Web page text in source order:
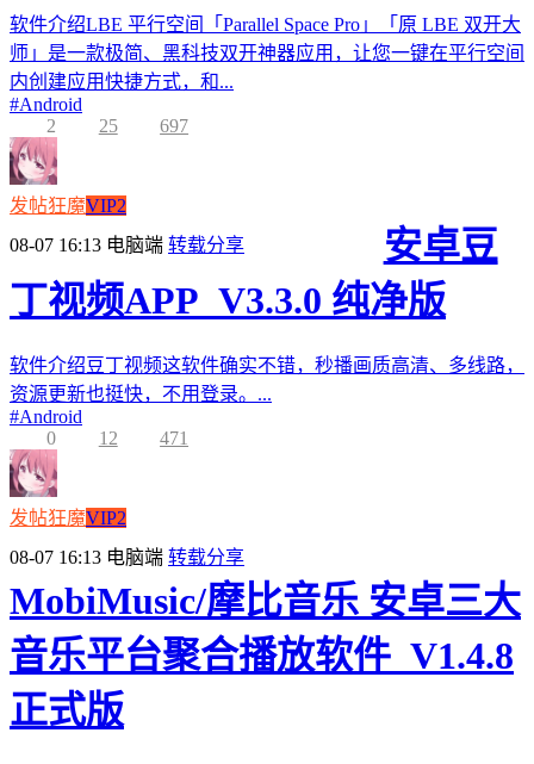
软件介绍LBE 平行空间「Parallel Space Pro」「原 LBE 双开大
师」是一款极简、黑科技双开神器应用，让您一键在平行空间
内创建应用快捷方式，和...
#Android
2
25 697
发帖狂魔VIP2
08-07 16:13 电脑端 转载分享
安卓豆
丁视频APP_V3.3.0 纯净版
软件介绍豆丁视频这软件确实不错，秒播画质高清、多线路，
资源更新也挺快，不用登录。...
#Android
0
12 471
发帖狂魔VIP2
08-07 16:13 电脑端 转载分享
MobiMusic/摩比音乐 安卓三大
音乐平台聚合播放软件_V1.4.8
正式版